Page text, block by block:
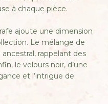
à chaque pièce.
ajoute une dimension
Le mélange de
rappelant des
le velours noir, d’une
et l’intrigue de